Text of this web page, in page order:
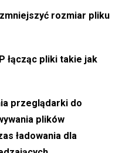
rozmiar pliku
łącząc pliki takie jak
przeglądarki do
plików
ładowania dla